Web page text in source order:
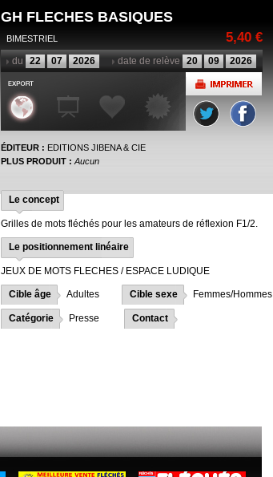
GH FLECHES BASIQUES
5,40 €
BIMESTRIEL
du 22 07 2026 date de relève 20 09 2026
ÉDITEUR : EDITIONS JIBENA & CIE
PLUS PRODUIT : Aucun
Le concept
Grilles de mots fléchés pour les amateurs de réflexion F1/2.
Le positionnement linéaire
JEUX DE MOTS FLECHES / ESPACE LUDIQUE
Cible âge Adultes Cible sexe Femmes/Hommes
Catégorie Presse Contact